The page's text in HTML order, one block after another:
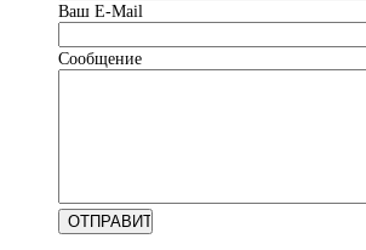
Ваш Е-Mail
Сообщение